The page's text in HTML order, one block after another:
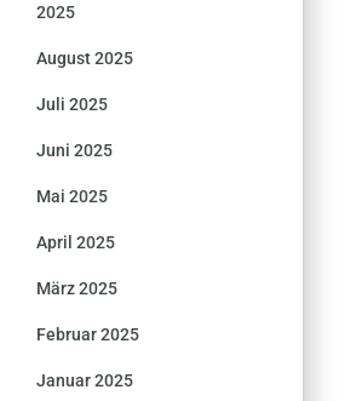
2025
August 2025
Juli 2025
Juni 2025
Mai 2025
April 2025
März 2025
Februar 2025
Januar 2025